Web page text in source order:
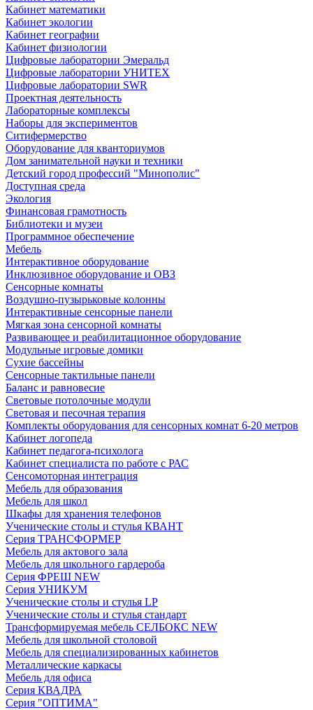
Кабинет математики
Кабинет экологии
Кабинет географии
Кабинет физиологии
Цифровые лаборатории Эмеральд
Цифровые лаборатории УНИТЕХ
Цифровые лаборатории SWR
Проектная деятельность
Лабораторные комплексы
Наборы для экспериментов
Ситифермерство
Оборудование для кванториумов
Дом занимательной науки и техники
Детский город профессий "Минополис"
Доступная среда
Экология
Финансовая грамотность
Библиотеки и музеи
Программное обеспечение
Мебель
Интерактивное оборудование
Инклюзивное оборудование и ОВЗ
Cенсорные комнаты
Воздушно-пузырьковые колонны
Интерактивные сенсорные панели
Мягкая зона сенсорной комнаты
Развивающее и реабилитационное оборудование
Модульные игровые домики
Сухие бассейны
Сенсорные тактильные панели
Баланс и равновесие
Световые потолочные модули
Световая и песочная терапия
Комплекты оборудования для сенсорных комнат 6-20 метров
Кабинет логопеда
Кабинет педагога-психолога
Кабинет специалиста по работе с РАС
Сенсомоторная интеграция
Мебель для образования
Мебель для школ
Шкафы для хранения телефонов
Ученические столы и стулья КВАНТ
Серия ТРАНСФОРМЕР
Мебель для актового зала
Мебель для школьного гардероба
Серия ФРЕШ NEW
Серия УНИКУМ
Ученические столы и стулья LP
Ученические столы и стулья стандарт
Трансформируемая мебель СЕЛБОКС NEW
Мебель для школьной столовой
Мебель для специализированных кабинетов
Металлические каркасы
Мебель для офиса
Серия КВАДРА
Серия "ОПТИМА"